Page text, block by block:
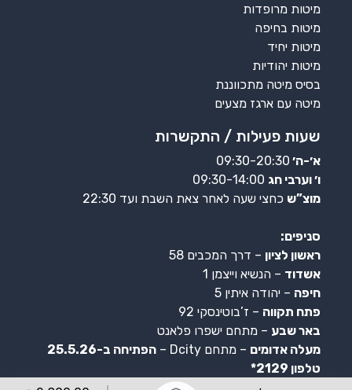
מיטות מרופדות
מיטות בחיפה
מיטות יחיד
מיטות יהודיות
בסיס מיטה מתכווננת
מיטה עם ארגז מצעים
שעות פעילות / התקשרות
א׳-ה׳ 09:30-20:30
ו׳ וערבי חג
מוצ”ש כחצי שעה לאחר צאת השבת ועד 22:30
סניפים:
ראשון לציון – דרך המכבים 58
אשדוד – הנשיא וייצמן 1
חיפה – יהודה איתין 5
פתח תקווה – ז’בוטינסקי 92
באר שבע – מתחם ישפרו פלאנט
מעלה אדומים – מתחם Dcity –
הפתיחה ב-25.5.26
טלפון 2129*